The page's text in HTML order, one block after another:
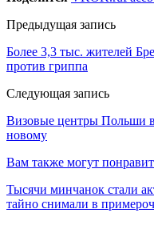
Предыдущая запись
Более 3,3 тыс. жителей
против гриппа
Следующая запись
Визовые центры Польши в
новому
Вам также могут
Тысячи минчанок стали
тайно снимали в